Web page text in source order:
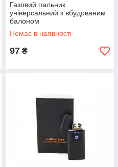
Газовий пальник
універсальний з вбудованим
балоном
Немає в наявності
97 ₴